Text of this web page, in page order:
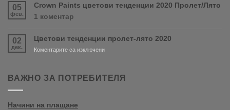
PURDY!
05
фев.
Crown Paints цветови тенденции 2020 Пролет/Лято
1 коментар
цветови
тенденции
Лято
02
дек.
Цветови тенденции пролет-лято 2020
Коментарите са изключениза
пролет-
ВАЖНО ЗА ПОТРЕБИТЕЛЯ
Начини на плащане